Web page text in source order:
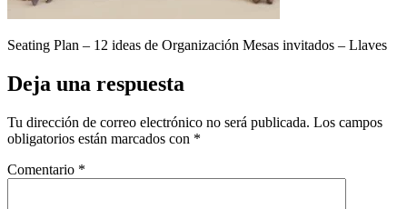
Seating Plan – 12 ideas de Organización Mesas invitados – Llaves
Deja una respuesta
Tu dirección de correo electrónico no será publicada. Los campos
obligatorios están marcados con *
Comentario *